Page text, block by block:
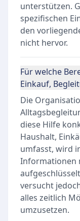
unterstützen.
spezifischen
den
nicht hervor.
Für welche
Einkauf,
Die
diese Hilfe
Haushalt,
umfasst, wird
Informationen
versucht
alles zeitlich
umzusetzen.